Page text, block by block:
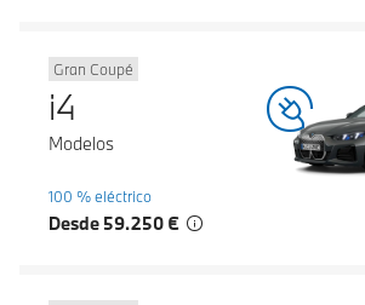
Gran Coupé
i4
Modelos
100 % eléctrico
Desde 59.250 €